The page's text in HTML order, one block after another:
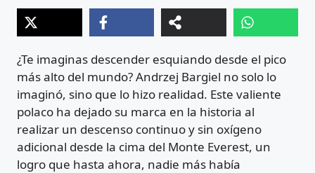
¿Te imaginas descender esquiando desde el pico
más alto del mundo? Andrzej Bargiel no solo lo
imaginó, sino que lo hizo realidad. Este valiente
polaco ha dejado su marca en la historia al
realizar un descenso continuo y sin oxígeno
adicional desde la cima del Monte Everest, un
logro que hasta ahora, nadie más había